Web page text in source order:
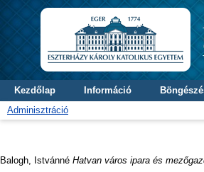
Kezdőlap Információ
Adminisztráció
Balogh, Istvánné Hatvan város ipara és